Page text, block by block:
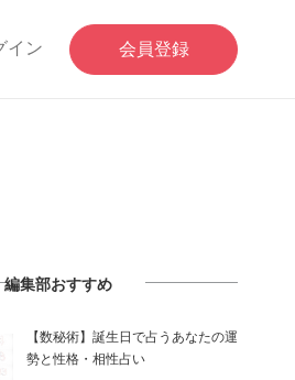
イン 会員登録
編集部おすすめ
【数秘術】誕生日で占うあなたの運
勢と性格・相性占い